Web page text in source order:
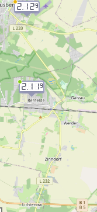
2.129
2.119